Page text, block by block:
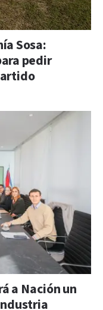
Sosa:
pedir
a Nación un